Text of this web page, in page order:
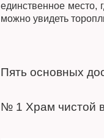
единственное место,
можно увидеть
Пять основных
№ 1 Храм чистой